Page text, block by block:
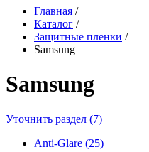
Главная /
Каталог /
Защитные пленки /
Samsung
Samsung
Уточнить раздел (7)
Anti-Glare (25)